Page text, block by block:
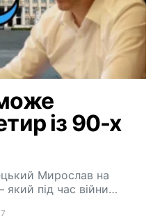
із 90-х
Мирослав на
який під час війни…